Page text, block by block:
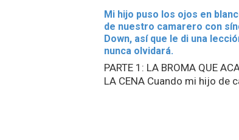
Mi hijo puso los ojos en
de nuestro camarero con
Down, así que le di una
nunca olvidará.
PARTE 1: LA BROMA QUE
LA CENA Cuando mi hijo de